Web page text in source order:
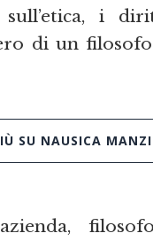
sull’etica, i
di un
SU NAUSICA MANZI